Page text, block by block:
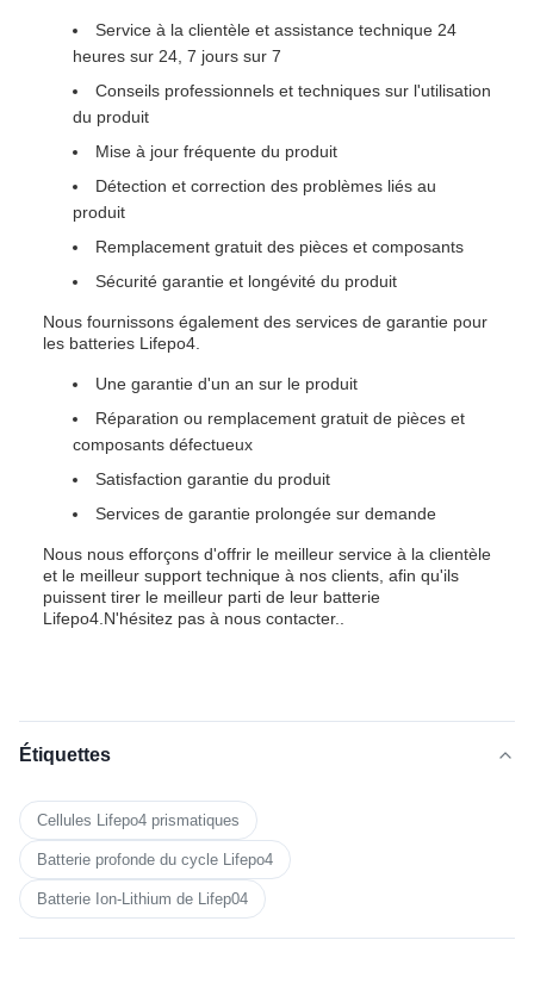
Service à la clientèle et assistance technique 24
heures sur 24, 7 jours sur 7
Conseils professionnels et techniques sur l'utilisation
du produit
Mise à jour fréquente du produit
Détection et correction des problèmes liés au
produit
Remplacement gratuit des pièces et composants
Sécurité garantie et longévité du produit
Nous fournissons également des services de garantie pour
les batteries Lifepo4.
Une garantie d'un an sur le produit
Réparation ou remplacement gratuit de pièces et
composants défectueux
Satisfaction garantie du produit
Services de garantie prolongée sur demande
Nous nous efforçons d'offrir le meilleur service à la clientèle
et le meilleur support technique à nos clients, afin qu'ils
puissent tirer le meilleur parti de leur batterie
Lifepo4.N'hésitez pas à nous contacter..
Étiquettes
Cellules Lifepo4 prismatiques
Batterie profonde du cycle Lifepo4
Batterie Ion-Lithium de Lifep04